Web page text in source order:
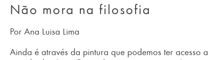
Não mora na filosofia
Por Ana Luisa Lima
Ainda é através da pintura que podemos ter acesso a